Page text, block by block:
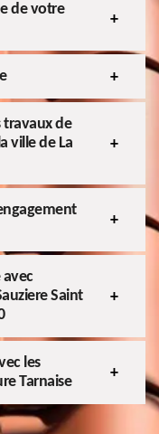
de votre
de
ville de La
Saint
les
Tarnaise